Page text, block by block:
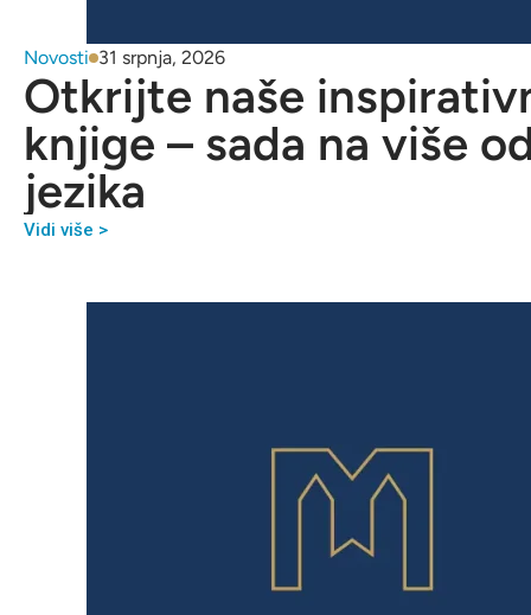
Novosti 31 srpnja, 2026
Otkrijte naše
knjige – sada na više
jezika
Vidi više >